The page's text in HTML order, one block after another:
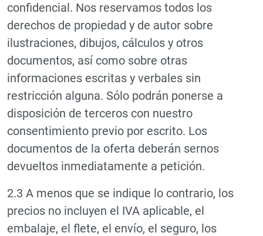
confidencial. Nos reservamos todos los
derechos de propiedad y de autor sobre
ilustraciones, dibujos, cálculos y otros
documentos, así como sobre otras
informaciones escritas y verbales sin
restricción alguna. Sólo podrán ponerse a
disposición de terceros con nuestro
consentimiento previo por escrito. Los
documentos de la oferta deberán sernos
devueltos inmediatamente a petición.
2.3 A menos que se indique lo contrario, los
precios no incluyen el IVA aplicable, el
embalaje, el flete, el envío, el seguro, los